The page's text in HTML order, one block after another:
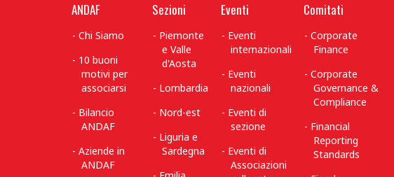
ANDAF
Chi Siamo
10 buoni
motivi per
associarsi
Bilancio
ANDAF
Aziende in
ANDAF
Sezioni
Piemonte
e Valle
d'Aosta
Lombardia
Nord-est
Liguria e
Sardegna
Eventi
Eventi
internazionali
Eventi
nazionali
Eventi di
sezione
Eventi di
Associazioni
Comitati
Corporate
Finance
Corporate
Governance &
Compliance
Financial
Reporting
Standards